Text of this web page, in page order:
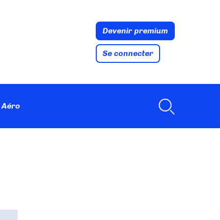
Devenir premium
Se connecter